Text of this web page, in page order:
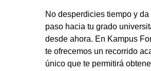
No desperdicies tiempo y
paso hacia tu grado
desde ahora. En Kampus
te ofrecemos un recorrido
único que te permitirá